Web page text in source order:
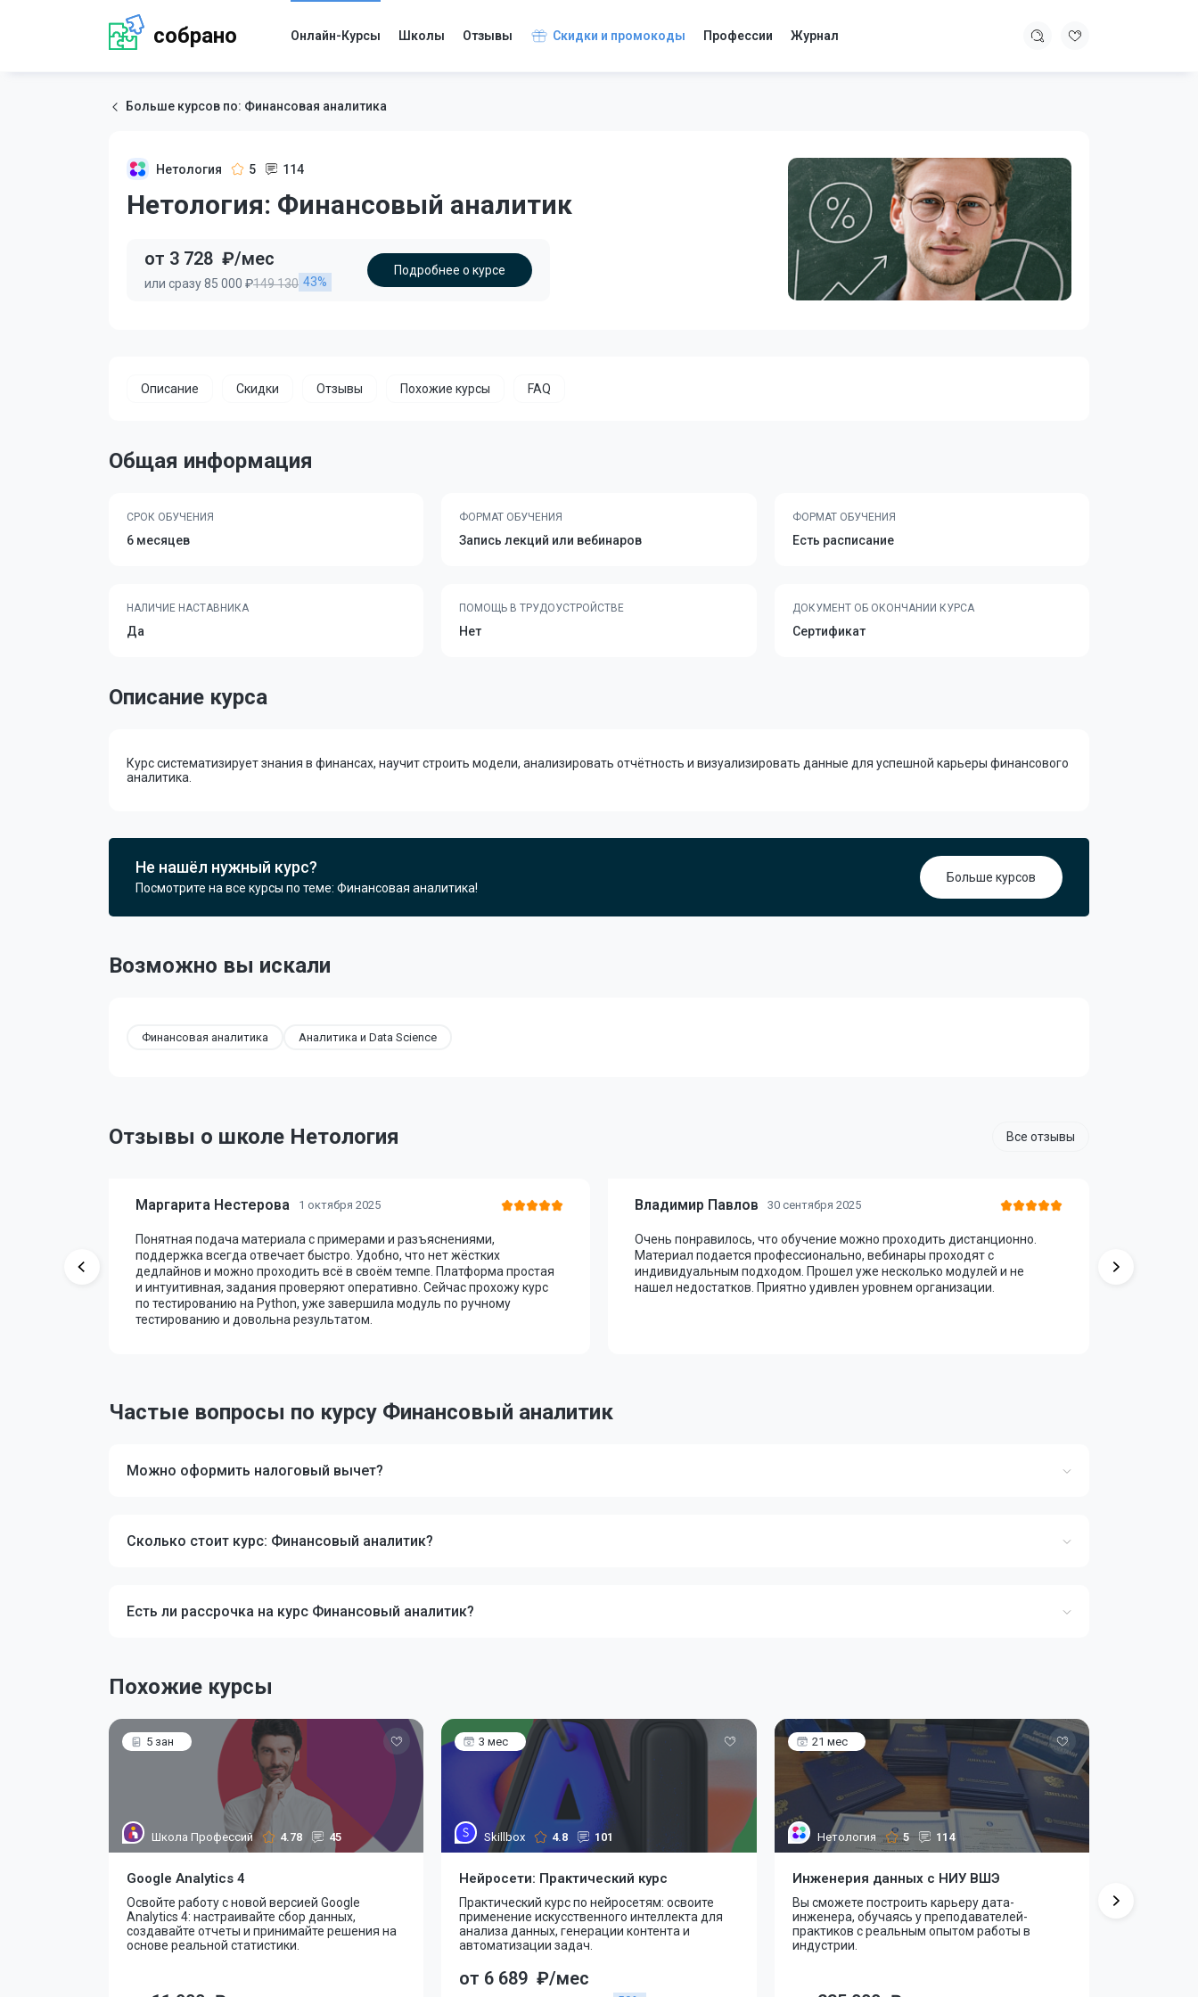
собрано Онлайн-Курсы Школы Отзывы Скидки и промокоды Профессии Журнал
Больше курсов по: Финансовая аналитика
Нетология 5 114
Нетология: Финансовый аналитик
от 3 728 ₽/мес
или сразу 85 000 ₽149 130 43%
Подробнее о курсе
Описание Скидки Отзывы Похожие курсы FAQ
Общая информация
СРОК ОБУЧЕНИЯ
6 месяцев
ФОРМАТ ОБУЧЕНИЯ
Запись лекций или вебинаров
ФОРМАТ ОБУЧЕНИЯ
Есть расписание
НАЛИЧИЕ НАСТАВНИКА
Да
ПОМОЩЬ В ТРУДОУСТРОЙСТВЕ
Нет
ДОКУМЕНТ ОБ ОКОНЧАНИИ КУРСА
Сертификат
Описание курса
Курс систематизирует знания в финансах, научит строить модели, анализировать отчётность и визуализировать данные для успешной карьеры финансового
аналитика.
Не нашёл нужный курс?
Посмотрите на все курсы по теме: Финансовая аналитика!
Больше курсов
Возможно вы искали
Финансовая аналитика Аналитика и Data Science
Отзывы о школе Нетология Все отзывы
Маргарита Нестерова 1 октября 2025
Понятная подача материала с примерами и разъяснениями,
поддержка всегда отвечает быстро. Удобно, что нет жёстких
дедлайнов и можно проходить всё в своём темпе. Платформа простая
и интуитивная, задания проверяют оперативно. Сейчас прохожу курс
по тестированию на Python, уже завершила модуль по ручному
тестированию и довольна результатом.
Владимир Павлов 30 сентября 2025
Очень понравилось, что обучение можно проходить дистанционно.
Материал подается профессионально, вебинары проходят с
индивидуальным подходом. Прошел уже несколько модулей и не
нашел недостатков. Приятно удивлен уровнем организации.
Частые вопросы по курсу Финансовый аналитик
Можно оформить налоговый вычет?
Сколько стоит курс: Финансовый аналитик?
Есть ли рассрочка на курс Финансовый аналитик?
Похожие курсы
5 зан
Школа Профессий 4.78 45
Google Analytics 4
Освойте работу с новой версией Google
Analytics 4: настраивайте сбор данных,
создавайте отчеты и принимайте решения на
основе реальной статистики.
3 мес
Skillbox 4.8 101
Нейросети: Практический курс
Практический курс по нейросетям: освоите
применение искусственного интеллекта для
анализа данных, генерации контента и
автоматизации задач.
от 6 689 ₽/мес
21 мес
Нетология 5 114
Инженерия данных с НИУ ВШЭ
Вы сможете построить карьеру дата-
инженера, обучаясь у преподавателей-
практиков с реальным опытом работы в
индустрии.